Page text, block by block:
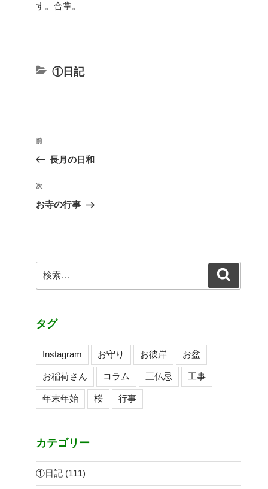
す。合掌。
カ
①日記
投
ビ
ゲ
ン
前
の
稿
前
長月の日和
次
の
次
お寺の行事
索:
タグ
Instagram お守り お彼岸 お盆
お稲荷さん コラム 三仏忌 工事
年末年始 桜 行事
カテゴリー
①日記 (111)